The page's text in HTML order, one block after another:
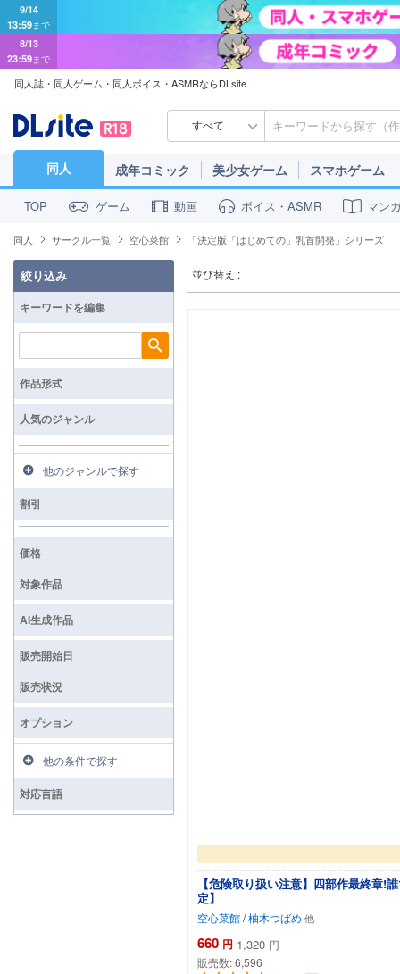
9/14
13:59まで
8/13
23:59まで
同人誌・同人ゲーム・同人ボイス・ASMRならDLsite
すべて
同人 成年コミック 美少女ゲーム スマホゲーム
TOP ゲーム 動画 ボイス・ASMR マン
同人 サークル一覧 空心菜館 「決定版「はじめての」乳首開発」シリーズ
並び替え :
【危険取り扱い注意】四部作最終章!
定】
空心菜館/柚木つばめ
660 円 1,320 円
販売数:6,596
絞り込み
キーワードを編集
検索
作品形式
人気のジャンル
他のジャンルで探す
割引
価格
対象作品
AI生成作品
販売開始日
販売状況
オプション
他の条件で探す
対応言語